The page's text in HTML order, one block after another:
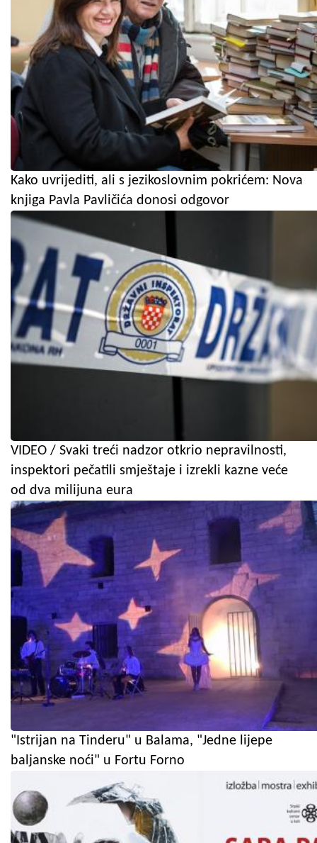
Kako uvrijediti, ali s jezikoslovnim pokrićem: Nova
knjiga Pavla Pavličića donosi odgovor
VIDEO / Svaki treći nadzor otkrio nepravilnosti,
inspektori pečatili smještaje i izrekli kazne veće
od dva milijuna eura
"Istrijan na Tinderu" u Balama, "Jedne lijepe
baljanske noći" u Fortu Forno